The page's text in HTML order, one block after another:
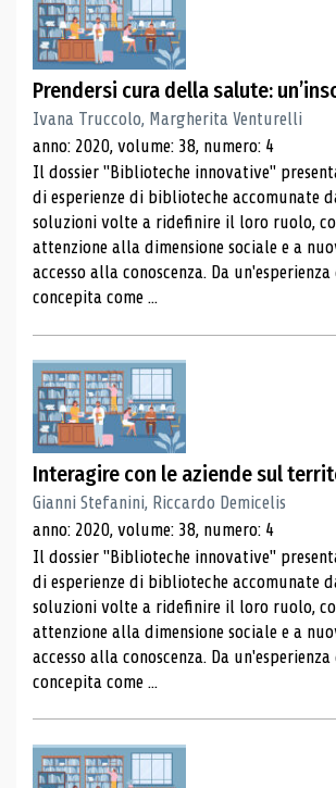
Prendersi cura della salute:
Ivana Truccolo, Margherita Venturelli
anno: 2020, volume: 38, numero: 4
Il dossier "Biblioteche innovative"
di esperienze di biblioteche accomunate
soluzioni volte a ridefinire il loro ruolo,
attenzione alla dimensione sociale e a
accesso alla conoscenza. Da
concepita come ...
Interagire con le aziende sul
Gianni Stefanini, Riccardo Demicelis
anno: 2020, volume: 38, numero: 4
Il dossier "Biblioteche innovative"
di esperienze di biblioteche accomunate
soluzioni volte a ridefinire il loro ruolo,
attenzione alla dimensione sociale e a
accesso alla conoscenza. Da
concepita come ...